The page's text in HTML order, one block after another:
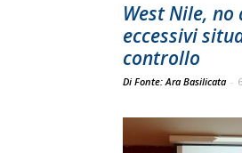
West Nile,
eccessivi
controllo
Di Fonte: Ara Basilicata -